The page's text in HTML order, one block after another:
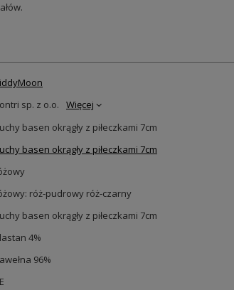
sp. z o.o.
Więcej
basen okrągły z piłeczkami 7cm
basen okrągły z piłeczkami 7cm
róż-pudrowy róż-czarny
basen okrągły z piłeczkami 7cm
4%
96%